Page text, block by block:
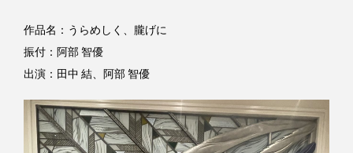
作品名：うらめしく、朧げに
振付：阿部 智優
出演：田中 結、阿部 智優